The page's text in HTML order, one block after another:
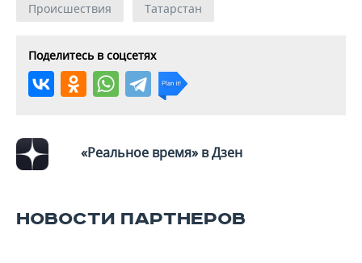
Происшествия Татарстан
Поделитесь в соцсетях
«Реальное время» в Дзен
НОВОСТИ ПАРТНЕРОВ